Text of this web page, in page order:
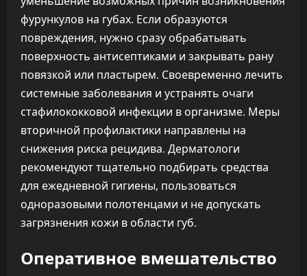
фурункулов на губах. Если образуются
повреждения, нужно сразу обрабатывать
поверхность антисептиками и закрывать рану
повязкой или пластырем. Своевременно лечить
системные заболевания и устранять очаги
стафилококковой инфекции в организме. Меры
вторичной профилактики направлены на
снижения риска рецидива. Дерматологи
рекомендуют тщательно подбирать средства
для ежедневной гигиены, пользоваться
одноразовыми полотенцами и не допускать
загрязнения кожи в области губ.
Оперативное вмешательство